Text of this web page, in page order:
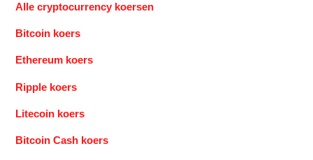
Alle cryptocurrency koersen
Bitcoin koers
Ethereum koers
Ripple koers
Litecoin koers
Bitcoin Cash koers